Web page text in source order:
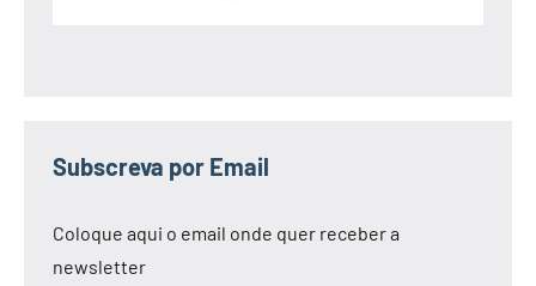
Subscreva por Email
Coloque aqui o email onde quer receber a
newsletter